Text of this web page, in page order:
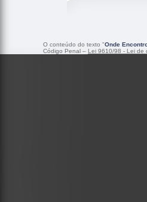
O conteúdo do texto "Onde
Código Penal – Lei 9610/98 - Lei de